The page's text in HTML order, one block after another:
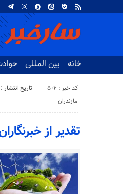
خانه بین المللی
کد خبر : 504 تاریخ انتشار : پنجشنبه
مازندران
تقدیر از